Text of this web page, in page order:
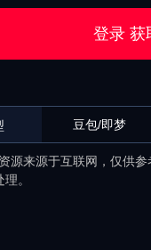
登录 获
豆包/即梦
源来源于互联网，仅供
理。